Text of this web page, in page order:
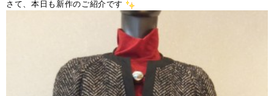
さて、本日も新作のご紹介です